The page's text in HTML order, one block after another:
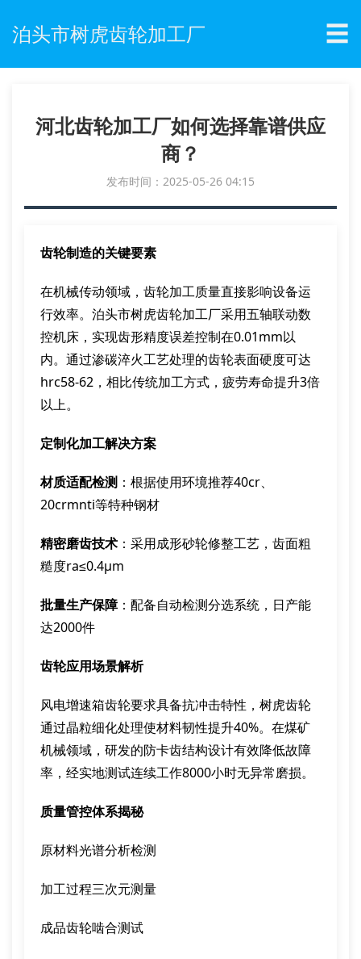
泊头市树虎齿轮加工厂 ☰
河北齿轮加工厂如何选择靠谱供应
商？
发布时间：2025-05-26 04:15
齿轮制造的关键要素
在机械传动领域，齿轮加工质量直接影响设备运
行效率。泊头市树虎齿轮加工厂采用五轴联动数
控机床，实现齿形精度误差控制在0.01mm以
内。通过渗碳淬火工艺处理的齿轮表面硬度可达
hrc58-62，相比传统加工方式，疲劳寿命提升3倍
以上。
定制化加工解决方案
材质适配检测 ：根据使用环境推荐40cr、
20crmnti等特种钢材
精密磨齿技术 ：采用成形砂轮修整工艺，齿面粗
糙度ra≤0.4μm
批量生产保障：配备自动检测分选系统，日产能
达2000件
齿轮应用场景解析
风电增速箱齿轮要求具备抗冲击特性，树虎齿轮
通过晶粒细化处理使材料韧性提升40%。在煤矿
机械领域，研发的防卡齿结构设计有效降低故障
率，经实地测试连续工作8000小时无异常磨损。
质量管控体系揭秘
原材料光谱分析检测
加工过程三次元测量
成品齿轮啮合测试